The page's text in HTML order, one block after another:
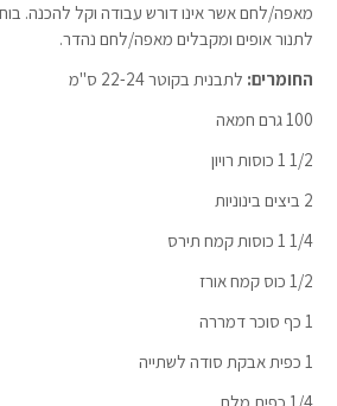
מאפה/לחם אשר אינו דורש עבודה וקל להכנה.
לתנור אופים ומקבלים מאפה/לחם נהדר.
החומרים: לתבנית בקוטר 22-24 ס"מ
100 גרם חמאה
1/2 1 כוסות רויון
2 ביצים בינוניות
1/4 1 כוסות קמח תירס
1/2 כוס קמח אורז
1 כף סוכר דמררה
1 כפית אבקת סודה לשתייה